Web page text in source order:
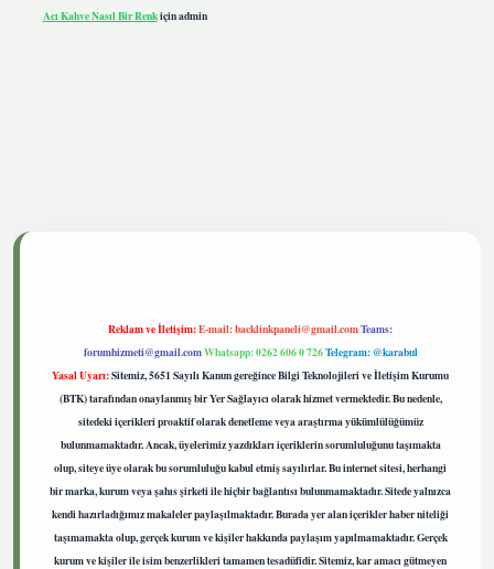
Acı Kahve Nasıl Bir Renkiçinadmin
Reklam ve İletişim:E-mail:backlinkpaneli@gmail.comTeams:
forumhizmeti@gmail.comWhatsapp: 0262 606 0 726Telegram: @karabul
Yasal Uyarı:Sitemiz, 5651 Sayılı Kanun gereğince Bilgi Teknolojileri ve İletişim Kurumu
(BTK) tarafından onaylanmış bir Yer Sağlayıcı olarak hizmet vermektedir. Bu nedenle,
sitedeki içerikleri proaktif olarak denetleme veya araştırma yükümlülüğümüz
bulunmamaktadır. Ancak, üyelerimiz yazdıkları içeriklerin sorumluluğunu taşımakta
olup, siteye üye olarak bu sorumluluğu kabul etmiş sayılırlar. Bu internet sitesi, herhangi
bir marka, kurum veya şahıs şirketi ile hiçbir bağlantısı bulunmamaktadır. Sitede yalnızca
kendi hazırladığımız makaleler paylaşılmaktadır. Burada yer alan içerikler haber niteliği
taşımamakta olup, gerçek kurum ve kişiler hakkında paylaşım yapılmamaktadır. Gerçek
kurum ve kişiler ile isim benzerlikleri tamamen tesadüfidir. Sitemiz, kar amacı gütmeyen